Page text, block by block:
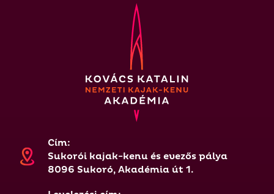
Cím:
Sukorói kajak-kenu és evezős pálya
8096 Sukoró, Akadémia út 1.